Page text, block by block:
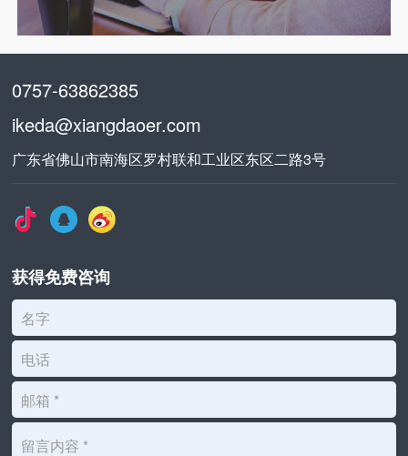
0757-63862385
ikeda@xiangdaoer.com
广东省佛山市南海区罗村联和工业区东区二路3号
获得免费咨询